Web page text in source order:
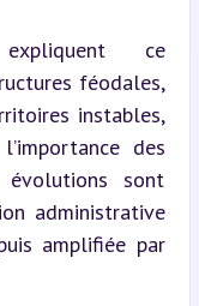
ce
féodales,
instables,
des
évolutions sont
administrative
amplifiée par